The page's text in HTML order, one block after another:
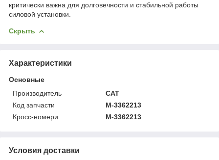
критически важна для долговечности и стабильной работы
силовой установки.
Скрыть
Характеристики
Основные
Производитель
CAT
Код запчасти
M-3362213
Кросс-номери
M-3362213
Условия доставки